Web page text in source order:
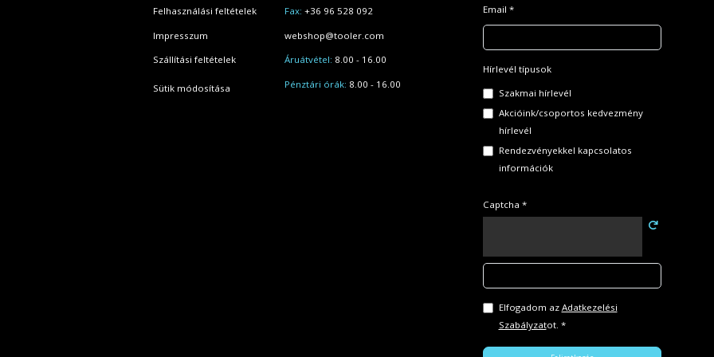
Felhasználási feltételek
Impresszum
Szállítási feltételek
Sütik módosítása
Fax: +36 96 528 092
webshop@tooler.com
Áruátvétel: 8.00 - 16.00
Pénztári órák: 8.00 - 16.00
Email *
Hírlevél típusok
Szakmai hírlevél
Akcióink/csoportos kedvezmény
hírlevél
Rendezvényekkel kapcsolatos
információk
Captcha *
Elfogadom az Adatkezelési
Szabályzatot. *